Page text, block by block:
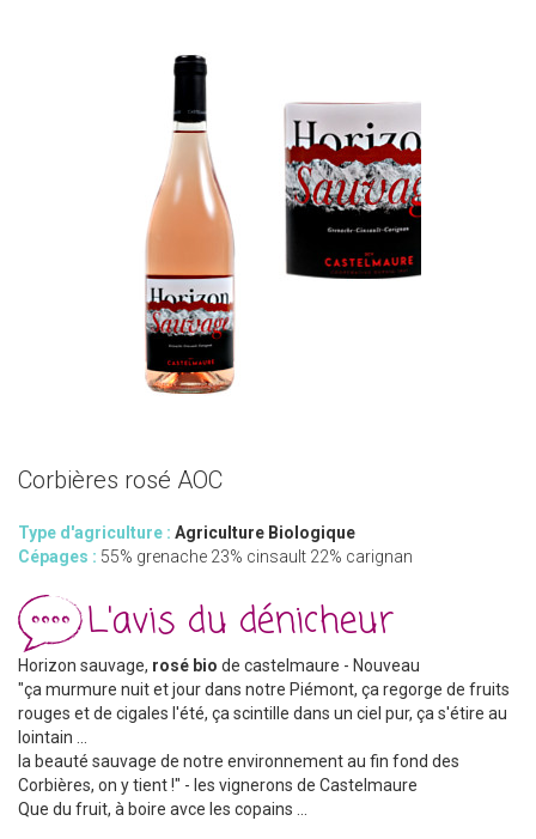
Corbières rosé AOC
Type d'agriculture : Agriculture Biologique
Cépages : 55% grenache 23% cinsault 22% carignan
L'avis du dénicheur
Horizon sauvage, rosé bio de castelmaure - Nouveau
"ça murmure nuit et jour dans notre Piémont, ça regorge de fruits
rouges et de cigales l'été, ça scintille dans un ciel pur, ça s'étire au
lointain ...
la beauté sauvage de notre environnement au fin fond des
Corbières, on y tient !" - les vignerons de Castelmaure
Que du fruit, à boire avce les copains ...